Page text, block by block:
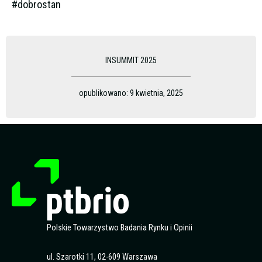
#dobrostan
INSUMMIT 2025
opublikowano: 9 kwietnia, 2025
Polskie Towarzystwo Badania Rynku i Opinii
ul. Szarotki 11, 02-609 Warszawa